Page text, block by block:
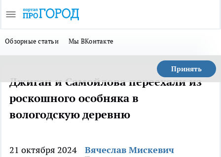
Обзорные статьи Мы ВКонтакте
Принять
Джиган и Самойлова переехали из
роскошного особняка в
вологодскую деревню
21 октября 2024 Вячеслав Мискевич